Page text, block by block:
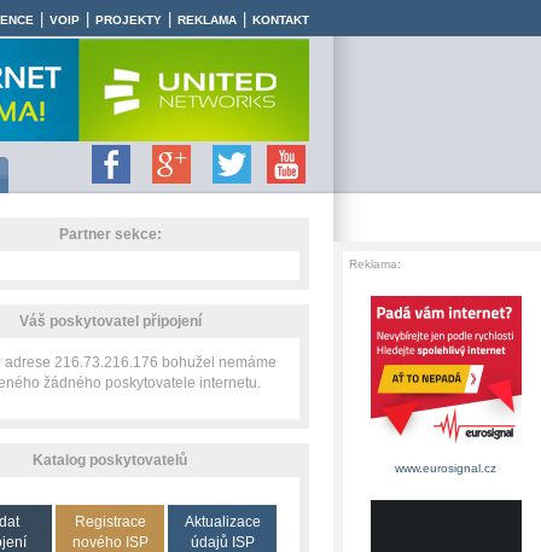
VOIP PROJEKTY REKLAMA KONTAKT
Partner sekce:
Váš poskytovatel připojení
adrese 216.73.216.176 bohužel nemáme
žádného poskytovatele internetu.
Katalog poskytovatelů
Registrace
nového ISP
Aktualizace
údajů ISP
Reklama:
www.eurosignal.cz